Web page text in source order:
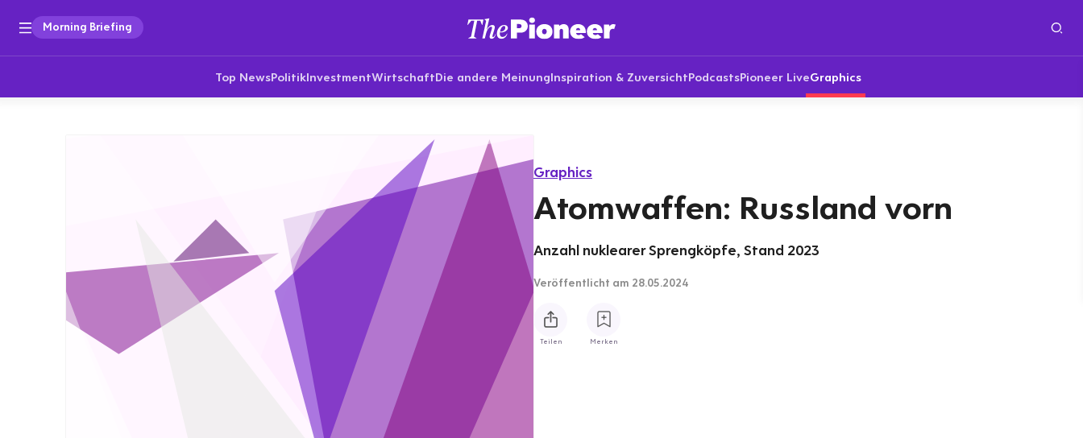
Morning Briefing
Top NewsPolitikInvestmentWirtschaftDie andere MeinungInspiration & ZuversichtPodcastsPioneer LiveGraphics
Graphics
Atomwaffen: Russland vorn
Anzahl nuklearer Sprengköpfe, Stand 2023
Veröffentlicht am 28.05.2024
Teilen Merken